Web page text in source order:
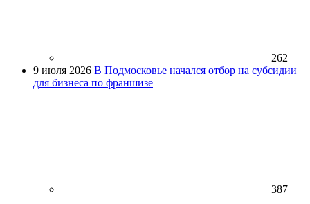
262
9 июля 2026 В Подмосковье начался отбор на субсидии
для бизнеса по франшизе
387